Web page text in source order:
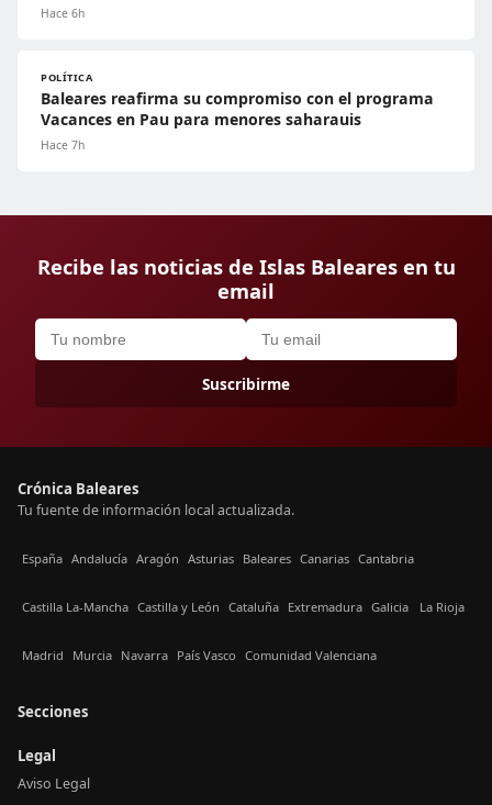
Hace 6h
POLÍTICA
Baleares reafirma su compromiso con el programa
Vacances en Pau para menores saharauis
Hace 7h
Recibe las noticias de Islas Baleares en tu
email
Suscribirme
Crónica Baleares
Tu fuente de información local actualizada.
España Andalucía Aragón Asturias Baleares Canarias Cantabria
Castilla La-Mancha Castilla y León Cataluña Extremadura Galicia La Rioja
Madrid Murcia Navarra País Vasco Comunidad Valenciana
Secciones
Legal
Aviso Legal